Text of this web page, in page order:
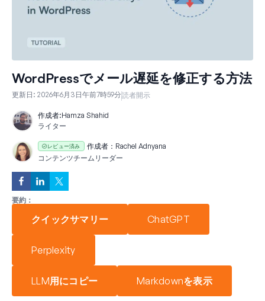
WordPressでメール遅延を修正する方法
更新日: 2026年6月3日午前7時59分読者開示
作成者:Hamza Shahid
ライター
レビュー済み 作成者： Rachel Adnyana
コンテンツチームリーダー
要約：
クイックサマリー ChatGPT
Perplexity
LLM用にコピー Markdownを表示